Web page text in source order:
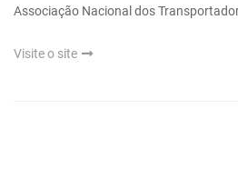
Associação Nacional dos
Visite o site